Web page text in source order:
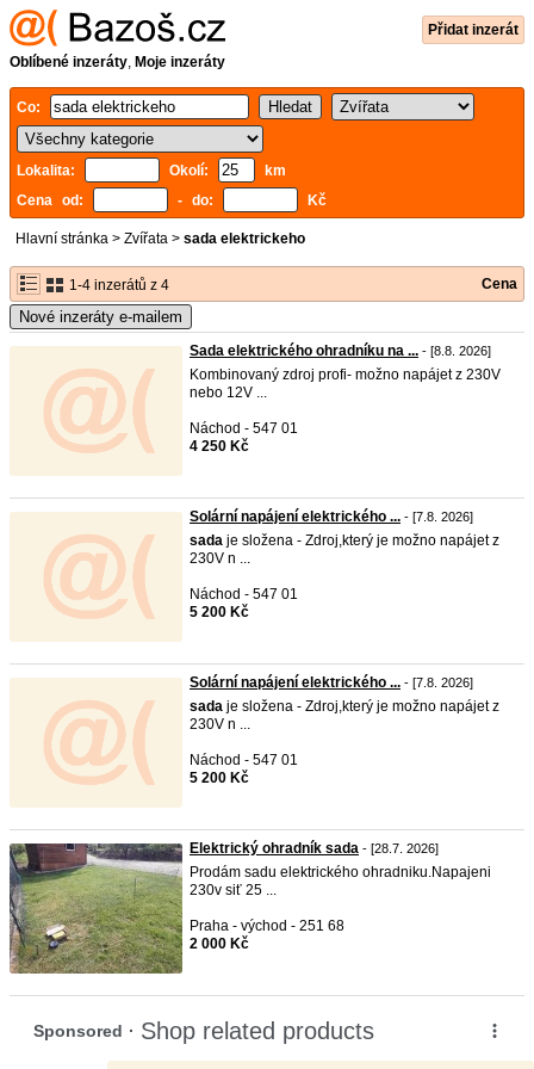
Přidat inzerát
Oblíbené inzeráty, Moje inzeráty
Co:
Lokalita: Okolí:
km
Cena od:
- do: Kč
Hlavní stránka > Zvířata > sada elektrickeho
1-4 inzerátů z 4 Cena
Nové inzeráty e-mailem
Sada elektrického ohradníku na ... - [8.8. 2026]
Kombinovaný zdroj profi- možno napájet z 230V
nebo 12V ...
Náchod - 547 01
4 250 Kč
Solární napájení elektrického ... - [7.8. 2026]
sada je složena - Zdroj,který je možno napájet z
230V n ...
Náchod - 547 01
5 200 Kč
Solární napájení elektrického ... - [7.8. 2026]
sada je složena - Zdroj,který je možno napájet z
230V n ...
Náchod - 547 01
5 200 Kč
Elektrický ohradník sada - [28.7. 2026]
Prodám sadu elektrického ohradniku.Napajeni
230v siť 25 ...
Praha - východ - 251 68
2 000 Kč